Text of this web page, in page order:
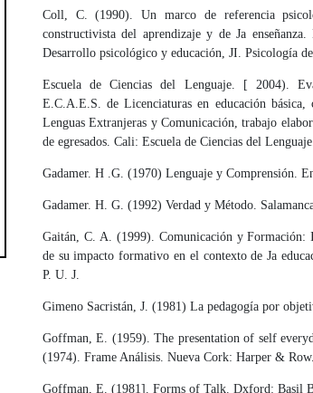
Coll, C. (1990). Un marco de referencia
constructivista del aprendizaje y de Ja
Desarrollo psicológico y educación, JI. Psicología
Escuela de Ciencias del Lenguaje. [ 2004).
E.C.A.E.S. de Licenciaturas en educación básica,
Lenguas Extranjeras y Comunicación, trabajo
de egresados. Cali: Escuela de Ciencias del
Gadamer. H .G. (1970) Lenguaje y Comprensión.
Gadamer. H. G. (1992) Verdad y Método.
Gaitán, C. A. (1999). Comunicación y Formación:
de su impacto formativo en el contexto de Ja
P. U. J.
Gimeno Sacristán, J. (1981) La pedagogía por
Goffman, E. (1959). The presentation of self
(1974). Frame Análisis. Nueva Cork: Harper & Row.
Goffman, E. (1981]. Forms of Talk. Dxford: Basil